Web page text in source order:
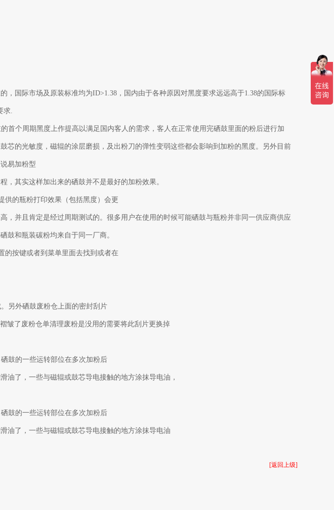
，国际市场及原装标准均为ID>1.38，国内由于各种原因对黑度要求远远高于1.38的国际标
求.
首个周期黑度上作提高以满足国内客人的需求，客人在正常使用完硒鼓里面的粉后进行加
芯的光敏度，磁辊的涂层磨损，及出粉刀的弹性变弱这些都会影响到加粉的黑度。另外目前
易加粉型
，其实这样加出来的硒鼓并不是最好的加粉效果。
供的瓶粉打印效果（包括黑度）会更
，并且肯定是经过周期测试的。很多用户在使用的时候可能硒鼓与瓶粉并非同一供应商供应
鼓和瓶装碳粉均来自于同一厂商。
的按键或者到菜单里面去找到或者在
另外硒鼓废粉仓上面的密封刮片
皱了废粉仓单清理废粉是没用的需要将此刮片更换掉
鼓的一些运转部位在多次加粉后
油了，一些与磁辊或鼓芯导电接触的地方涂抹导电油，
鼓的一些运转部位在多次加粉后
油了，一些与磁辊或鼓芯导电接触的地方涂抹导电油
[返回上级]